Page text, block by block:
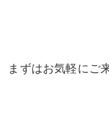
まずはお気軽にご